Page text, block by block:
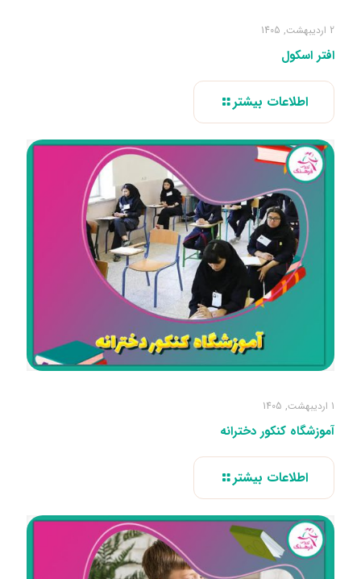
2 اردیبهشت, 1405
افتر اسکول
اطلاعات بیشتر
1 اردیبهشت, 1405
آموزشگاه کنکور دخترانه
اطلاعات بیشتر